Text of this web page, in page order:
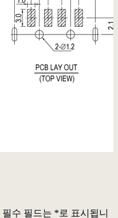
필수 필드는 * 로 표시됩니